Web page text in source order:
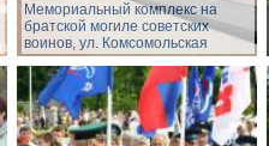
Мемориальный комплекс на
братской могиле советских
воинов, ул. Комсомольская